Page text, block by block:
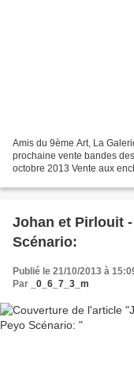
Amis du 9ème Art, La
prochaine vente bandes
octobre 2013 Vente aux
Johan et Pirlouit -
Scénario:
Publié le 21/10/2013 à
Par
_0_6_7_3_m